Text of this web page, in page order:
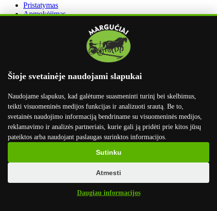
Šioje svetainėje naudojami slapukai
Naudojame slapukus, kad galėtume suasmeninti turinį bei skelbimus,
teikti visuomeninės medijos funkcijas ir analizuoti srautą. Be to,
svetainės naudojimo informaciją bendriname su visuomeninės medijos,
reklamavimo ir analizės partneriais, kurie gali ją pridėti prie kitos jūsų
pateiktos arba naudojant paslaugas surinktos informacijos.
Daugiau informacijos
Sutinku
Atmesti
Pristatymas
Apmokėjimas
Užsakymo grąžinimas